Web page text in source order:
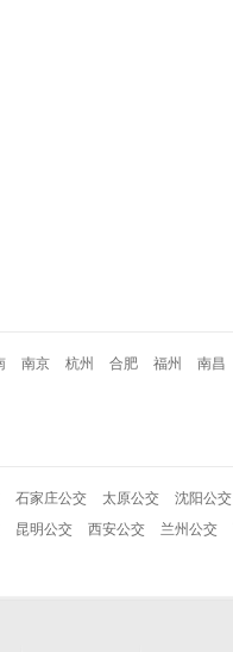
南京 杭州 合肥 福州 南昌
石家庄公交 太原公交 沈阳公交
昆明公交 西安公交 兰州公交